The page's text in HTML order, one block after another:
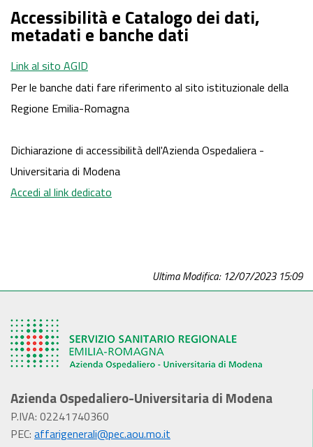
Accessibilità e Catalogo dei dati,
metadati e banche dati
Link al sito AGID
Per le banche dati fare riferimento al sito istituzionale della
Regione Emilia-Romagna
Dichiarazione di accessibilità dell'Azienda Ospedaliera -
Universitaria di Modena
Accedi al link dedicato
Ultima Modifica: 12/07/2023 15:09
Azienda Ospedaliero-Universitaria di Modena
P.IVA: 02241740360
PEC: affarigenerali@pec.aou.mo.it